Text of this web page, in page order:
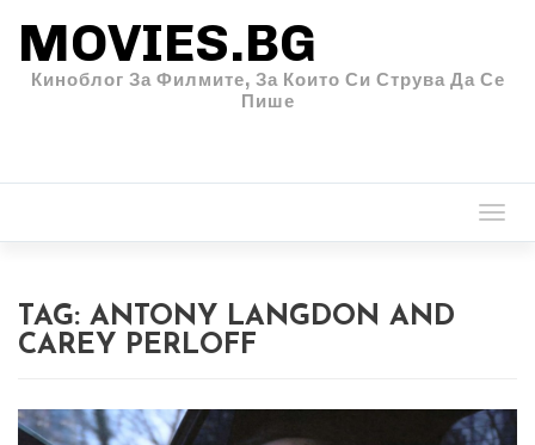
MOVIES.BG
Киноблог За Филмите, За Които Си Струва Да Се
Пише
TAG: ANTONY LANGDON AND
CAREY PERLOFF